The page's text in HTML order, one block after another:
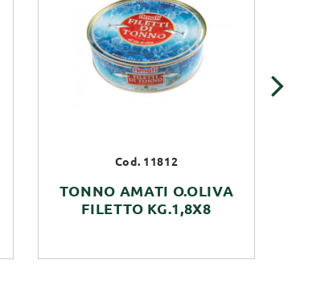
Cod. 11812
TONNO AMATI O.OLIVA
FILETTO KG.1,8X8